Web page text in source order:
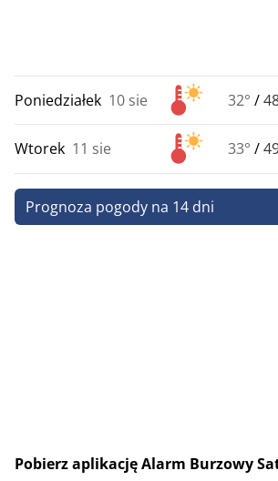
Poniedziałek 10 sie 32° /
Wtorek 11 sie 33° /
Prognoza pogody na 14 dni
Pobierz aplikację Alarm Burzowy